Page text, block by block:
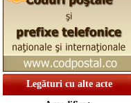
Legături cu alte acte